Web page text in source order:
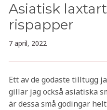
Asiatisk
rispapper
7 april, 2022
Ett av de godaste tilltugg
gillar jag också asiatiska
är dessa små godingar